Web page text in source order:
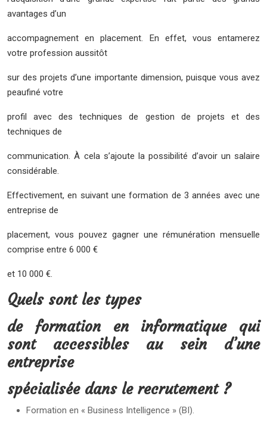
avantages d’un
accompagnement en placement. En effet, vous entamerez
votre profession aussitôt
sur des projets d’une importante dimension, puisque vous avez
peaufiné votre
profil avec des techniques de gestion de projets et des
techniques de
communication. À cela s’ajoute la possibilité d’avoir un salaire
considérable.
Effectivement, en suivant une formation de 3 années avec une
entreprise de
placement, vous pouvez gagner une rémunération mensuelle
comprise entre 6 000 €
et 10 000 €.
Quels sont les types
de formation en informatique qui
sont accessibles au sein d’une
entreprise
spécialisée dans le recrutement ?
Formation en « Business Intelligence » (BI).